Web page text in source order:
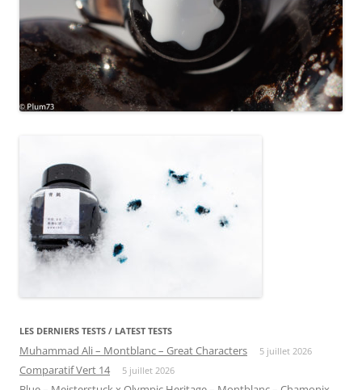
LES DERNIERS TESTS / LATEST TESTS
Muhammad Ali – Montblanc – Great Characters 5 juillet 2026
Comparatif Vert 14 5 juillet 2026